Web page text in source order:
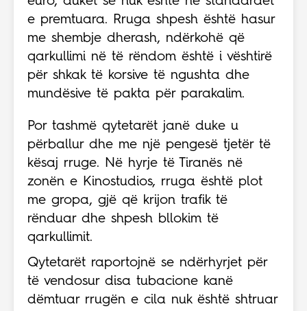
e premtuara. Rruga shpesh është hasur
me shembje dherash, ndërkohë që
qarkullimi në të rëndom është i vështirë
për shkak të korsive të ngushta dhe
mundësive të pakta për parakalim.
Por tashmë qytetarët janë duke u
përballur dhe me një pengesë tjetër të
kësaj rruge. Në hyrje të Tiranës në
zonën e Kinostudios, rruga është plot
me gropa, gjë që krijon trafik të
rënduar dhe shpesh bllokim të
qarkullimit.
Qytetarët raportojnë se ndërhyrjet për
të vendosur disa tubacione kanë
dëmtuar rrugën e cila nuk është shtruar